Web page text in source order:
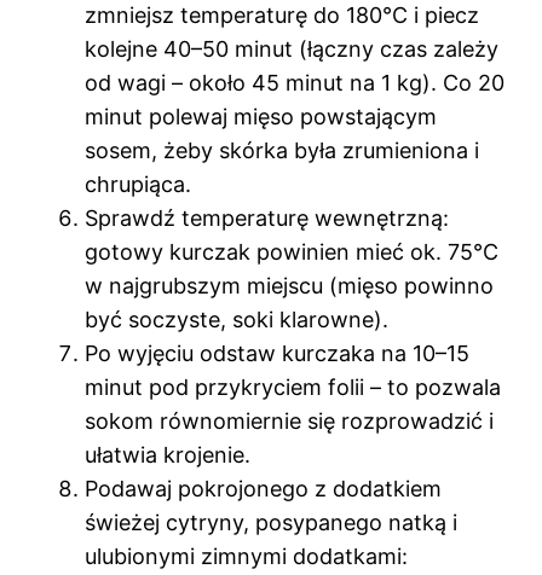
zmniejsz temperaturę do 180°C i piecz
kolejne 40–50 minut (łączny czas zależy
od wagi – około 45 minut na 1 kg). Co 20
minut polewaj mięso powstającym
sosem, żeby skórka była zrumieniona i
chrupiąca.
Sprawdź temperaturę wewnętrzną:
gotowy kurczak powinien mieć ok. 75°C
w najgrubszym miejscu (mięso powinno
być soczyste, soki klarowne).
Po wyjęciu odstaw kurczaka na 10–15
minut pod przykryciem folii – to pozwala
sokom równomiernie się rozprowadzić i
ułatwia krojenie.
Podawaj pokrojonego z dodatkiem
świeżej cytryny, posypanego natką i
ulubionymi zimnymi dodatkami: